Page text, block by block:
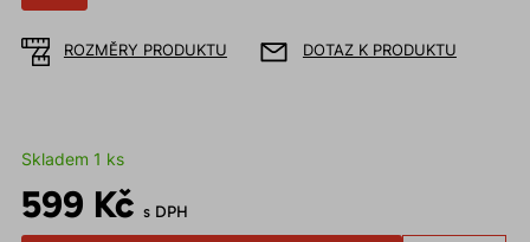
ROZMĚRY PRODUKTU DOTAZ K PRODUKTU
Skladem 1 ks
599 Kč s DPH